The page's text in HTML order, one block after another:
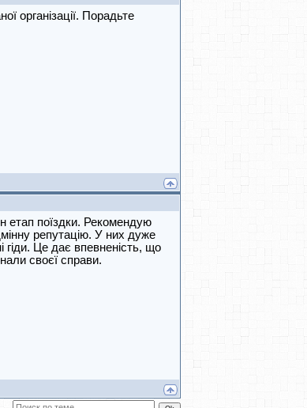
організації. Порадьте
етап поїздки. Рекомендую
репутацію. У них дуже
Це дає впевненість, що
своєї справи.